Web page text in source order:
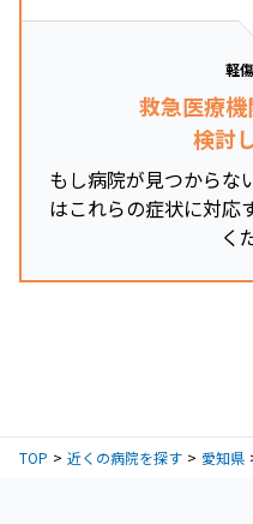
軽
救急医療
検討
もし病院が見つからな
はこれらの症状に対応
く
TOP 近くの病院を探す 愛知県